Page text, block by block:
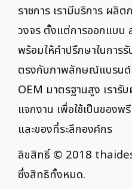
ราชการ เรามีบริการ ผลิ
วงจร ตั้งแต่การออกแบบ
พร้อมให้คำปรึกษาในการรั
ตรงกับภาพลักษณ์แบรนด์
OEM มาตรฐานสูง เรารั
แจกงาน เพื่อใช้เป็นของ
และของที่ระลึกองค์กร
ลิขสิทธิ์ © 2018
ซึ่งสิทธิทั้งหมด.